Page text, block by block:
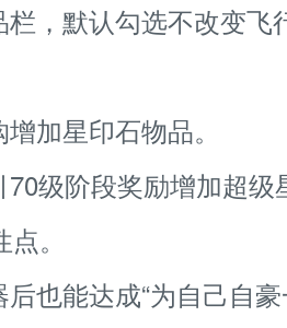
，默认勾选不改变飞
星印石物品。
级阶段奖励增加超级
。
能达成“为自己自豪